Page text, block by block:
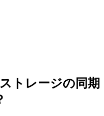
トレージの同期